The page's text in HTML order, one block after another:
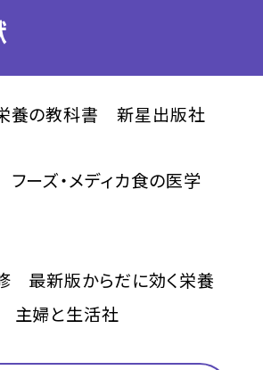
養の教科書 新星出版社
ーズ・メディカ食の医学
最新版からだに効く栄養
主婦と生活社